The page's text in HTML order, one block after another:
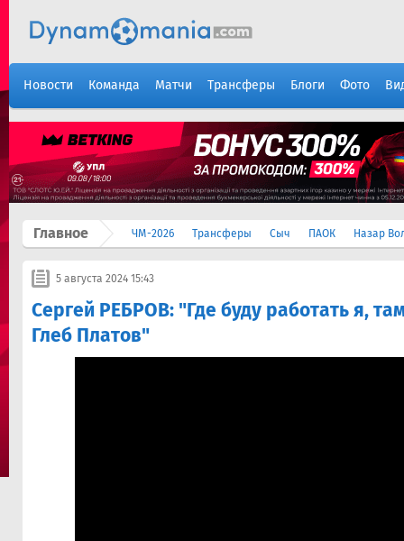
Новости Команда Матчи Трансферы Блоги Фото
Главное ЧМ-2026 Трансферы Сыч ПАОК Назар
5 августа 2024 15:43
Сергей РЕБРОВ: "Где буду работать я,
Глеб Платов"